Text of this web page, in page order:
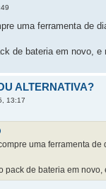
uma ferramenta de
de bateria em novo, e
ALTERNATIVA?
13:17
uma ferramenta
pack de bateria em novo,